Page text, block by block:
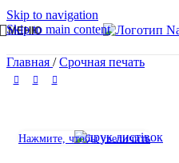
Skip to navigation
Skip to main content
МЕНЮ
Главная / Срочная печать
Нажмите, чтобы увеличить